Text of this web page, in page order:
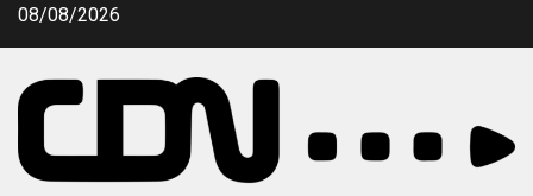
Przejdź
08/08/2026